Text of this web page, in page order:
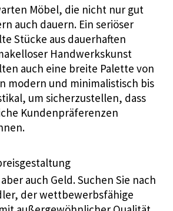
Möbel, die nicht nur gut
auch dauern. Ein seriöser
Stücke aus dauerhaften
Handwerkskunst
auch eine breite Palette von
modern und minimalistisch bis
um sicherzustellen, dass
Kundenpräferenzen
auch Geld. Suchen Sie nach
der wettbewerbsfähige